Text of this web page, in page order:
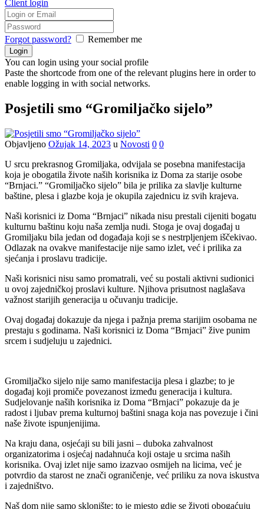
Client login
Forgot password? Remember me
You can login using your social profile
Paste the shortcode from one of the relevant plugins here in order to
enable logging in with social networks.
Posjetili smo “Gromiljačko sijelo”
Objavljeno Ožujak 14, 2023 u Novosti 0 0
U srcu prekrasnog Gromiljaka, odvijala se posebna manifestacija
koja je obogatila živote naših korisnika iz Doma za starije osobe
“Brnjaci.” “Gromiljačko sijelo” bila je prilika za slavlje kulturne
baštine, plesa i glazbe koja je okupila zajednicu iz svih krajeva.
Naši korisnici iz Doma “Brnjaci” nikada nisu prestali cijeniti bogatu
kulturnu baštinu koju naša zemlja nudi. Stoga je ovaj događaj u
Gromiljaku bila jedan od događaja koji se s nestrpljenjem iščekivao.
Odlazak na ovakve manifestacije nije samo izlet, već i prilika za
sjećanja i proslavu tradicije.
Naši korisnici nisu samo promatrali, već su postali aktivni sudionici
u ovoj zajedničkoj proslavi kulture. Njihova prisutnost naglašava
važnost starijih generacija u očuvanju tradicije.
Ovaj događaj dokazuje da njega i pažnja prema starijim osobama ne
prestaju s godinama. Naši korisnici iz Doma “Brnjaci” žive punim
srcem i sudjeluju u zajednici.
Gromiljačko sijelo nije samo manifestacija plesa i glazbe; to je
događaj koji promiče povezanost između generacija i kultura.
Sudjelovanje naših korisnika iz Doma “Brnjaci” pokazuje da je
radost i ljubav prema kulturnoj baštini snaga koja nas povezuje i čini
naše živote ispunjenijima.
Na kraju dana, osjećaji su bili jasni – duboka zahvalnost
organizatorima i osjećaj nadahnuća koji ostaje u srcima naših
korisnika. Ovaj izlet nije samo izazvao osmijeh na licima, već je
potvrdio da starost ne znači ograničenje, već priliku za nova iskustva
i zajedništvo.
Naš dom nije samo sklonište; to je mjesto gdje se životi obogaćuju